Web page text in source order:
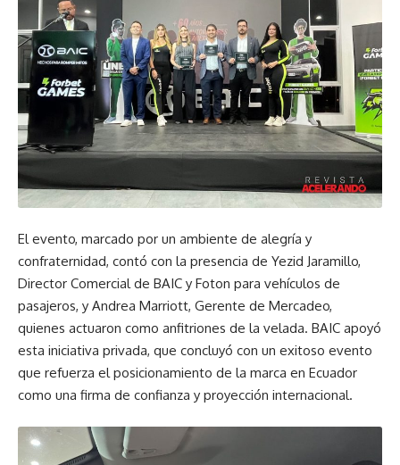
El evento, marcado por un ambiente de alegría y
confraternidad, contó con la presencia de Yezid Jaramillo,
Director Comercial de BAIC y Foton para vehículos de
pasajeros, y Andrea Marriott, Gerente de Mercadeo,
quienes actuaron como anfitriones de la velada. BAIC apoyó
esta iniciativa privada, que concluyó con un exitoso evento
que refuerza el posicionamiento de la marca en Ecuador
como una firma de confianza y proyección internacional.